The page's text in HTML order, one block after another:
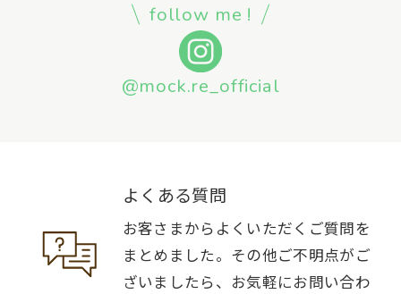
follow me !
@mock.re_official
よくある質問
お客さまからよくいただくご質問を
まとめました。その他ご不明点がご
ざいましたら、お気軽にお問い合わ